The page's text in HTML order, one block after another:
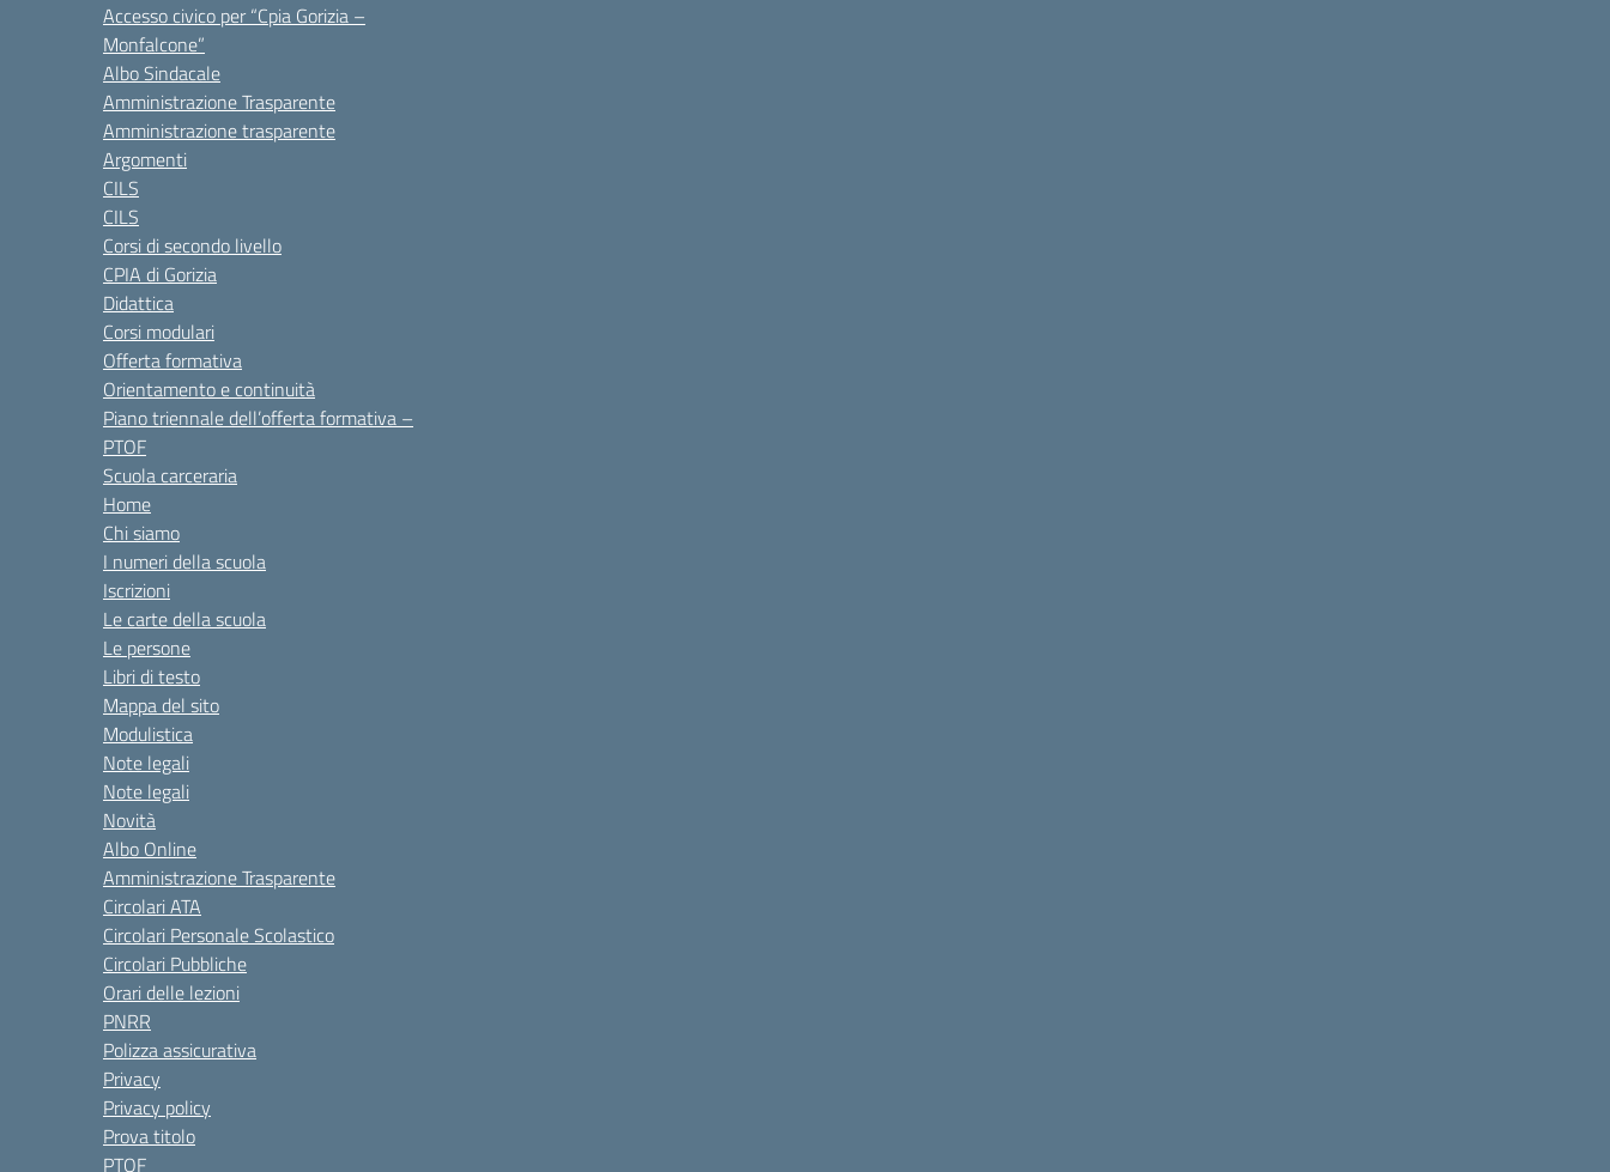
Accesso civico per “Cpia Gorizia –
Monfalcone”
Albo Sindacale
Amministrazione Trasparente
Amministrazione trasparente
Argomenti
CILS
CILS
Corsi di secondo livello
CPIA di Gorizia
Didattica
Corsi modulari
Offerta formativa
Orientamento e continuità
Piano triennale dell’offerta formativa –
PTOF
Scuola carceraria
Home
Chi siamo
I numeri della scuola
Iscrizioni
Le carte della scuola
Le persone
Libri di testo
Mappa del sito
Modulistica
Note legali
Note legali
Novità
Albo Online
Amministrazione Trasparente
Circolari ATA
Circolari Personale Scolastico
Circolari Pubbliche
Orari delle lezioni
PNRR
Polizza assicurativa
Privacy
Privacy policy
Prova titolo
PTOF